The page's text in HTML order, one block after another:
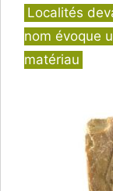
Catégories
Localités
nom évoque
matériau